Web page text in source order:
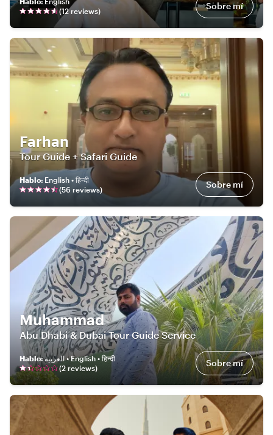
(12reviews) Sobre mí
Farhan
Tour Guide + Safari Guide
Hablo: English • हिन्दी
(56 reviews) Sobre mí
Muhammad
Abu Dhabi & Dubai Tour Guide Service
Hablo:
العربية • English • हिन्दी
(2 reviews) Sobre mí